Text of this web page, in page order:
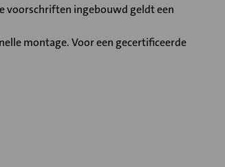
voorschriften ingebouwd geldt een
montage. Voor een gecertificeerde